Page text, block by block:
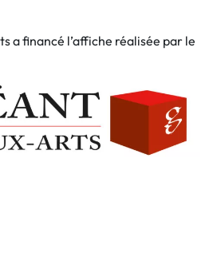
a financé l’affiche réalisée par le